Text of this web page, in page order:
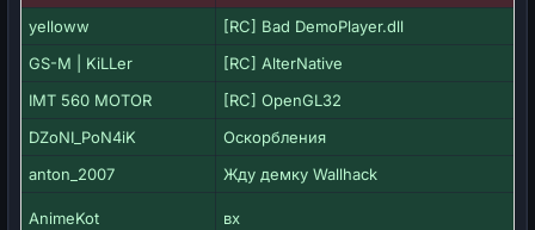
yelloww
[RC] Bad DemoPlayer.dll
GS-M | KiLLer
[RC] AlterNative
IMT 560 MOTOR
[RC] OpenGL32
DZoNI_PoN4iK
Оскорбления
anton_2007
Жду демку Wallhack
AnimeKot вх